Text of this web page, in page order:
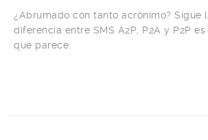
¿Abrumado con tanto acrónimo? Sigue
diferencia entre SMS A2P, P2A y P2P
que parece.